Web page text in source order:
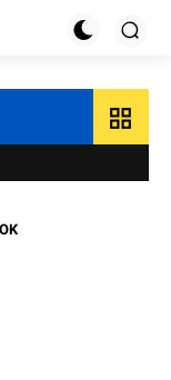
grid_view